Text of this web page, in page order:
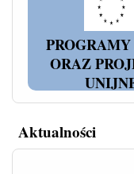
ORAZ
Aktualności